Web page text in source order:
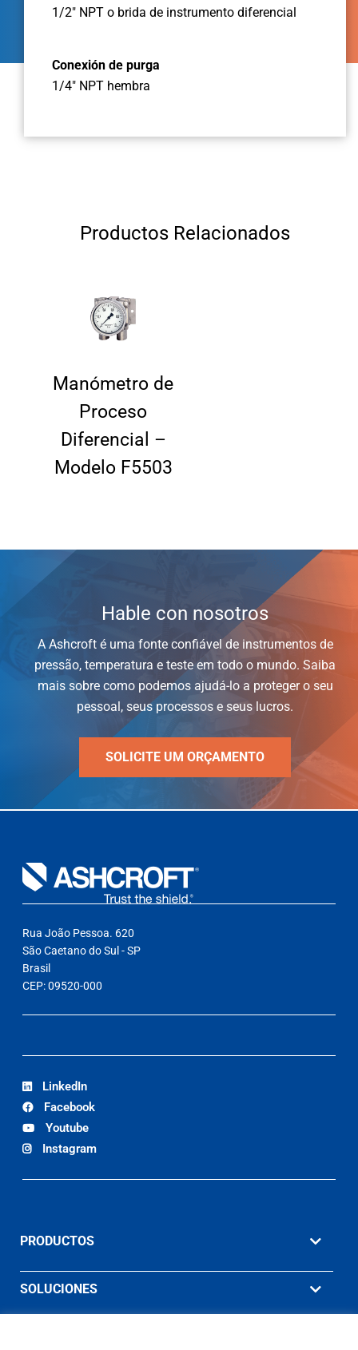
1/2" NPT o brida de instrumento diferencial
Conexión de purga
1/4" NPT hembra
Productos Relacionados
Manómetro de
Proceso
Diferencial –
Modelo F5503
Hable con nosotros
A Ashcroft é uma fonte confiável de instrumentos de
pressão, temperatura e teste em todo o mundo. Saiba
mais sobre como podemos ajudá-lo a proteger o seu
pessoal, seus processos e seus lucros.
SOLICITE UM ORÇAMENTO
Rua João Pessoa. 620
São Caetano do Sul - SP
Brasil
CEP: 09520-000
LinkedIn
Facebook
Youtube
Instagram
PRODUCTOS
SOLUCIONES